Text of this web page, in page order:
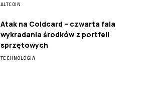
ALTCOIN
Atak na Coldcard – czwarta fala
wykradania środków z portfeli
sprzętowych
TECHNOLOGIA